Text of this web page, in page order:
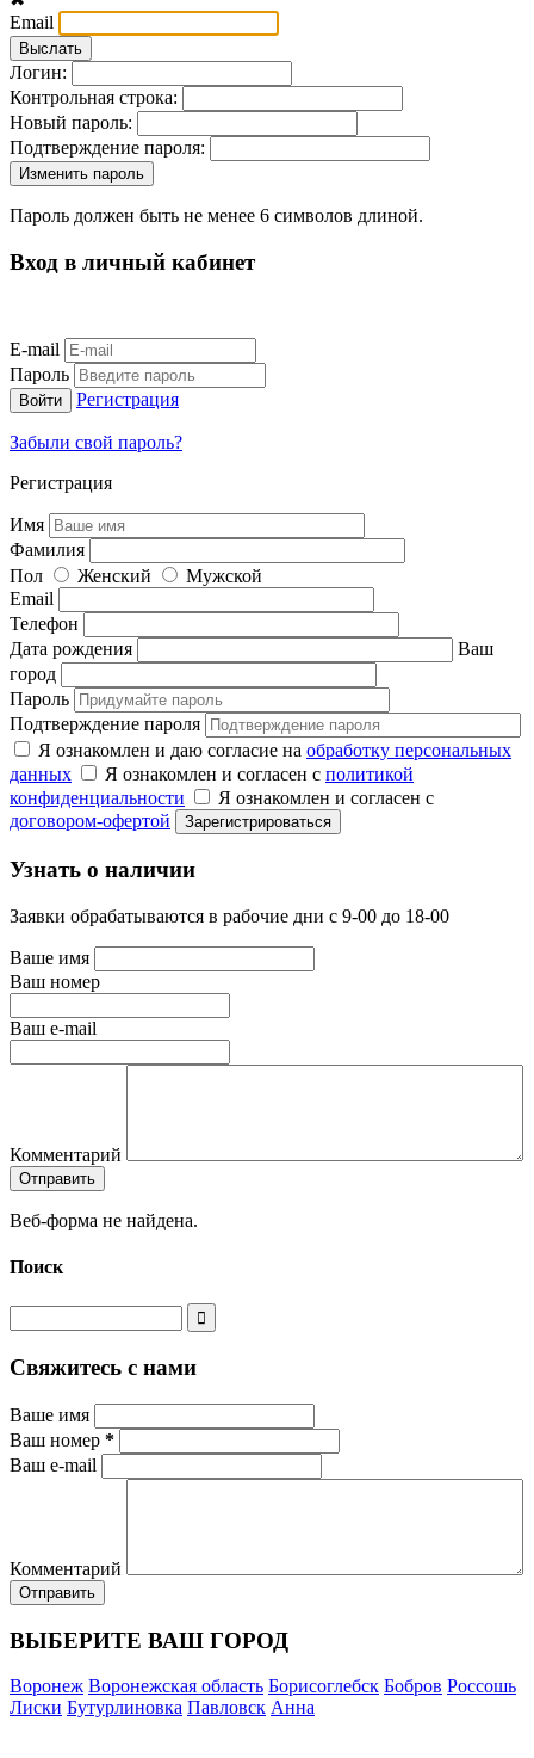
Email
Логин:
Контрольная строка:
Новый пароль:
Подтверждение пароля:
Пароль должен быть не менее 6 символов длиной.
Вход в личный кабинет
E-mail
Пароль
Регистрация
Забыли свой пароль?
Регистрация
Имя
Фамилия
Пол
Женский
Мужской
Email
Телефон
Дата рождения
Ваш
город
Пароль
Подтверждение пароля
Я ознакомлен и даю согласие на обработку персональных
данных
Я ознакомлен и согласен с политикой
конфиденциальности
Я ознакомлен и согласен с
договором-офертой
Узнать о наличии
Заявки обрабатываются в рабочие дни с 9-00 до 18-00
Ваше имя
Ваш номер
Ваш e-mail
Комментарий
Веб-форма не найдена.
Поиск
Свяжитесь с нами
Ваше имя
Ваш номер *
Ваш e-mail
Комментарий
ВЫБЕРИТЕ ВАШ ГОРОД
Воронеж Воронежская область Борисоглебск Бобров Россошь
Лиски Бутурлиновка Павловск Анна